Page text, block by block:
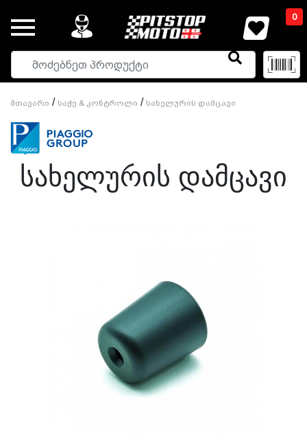
0
Მთავარი / Საჭე & Კონტროლი / Სახელურის Დამცავი
Სახელურის Დამცავი